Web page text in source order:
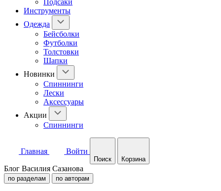
Подсаки
Инструменты
Одежда
Бейсболки
Футболки
Толстовки
Шапки
Новинки
Спиннинги
Лески
Аксессуары
Акции
Спиннинги
Главная Войти
Поиск Корзина
Блог Василия Сазанова
по разделам по авторам